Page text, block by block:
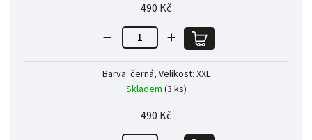
490 Kč
Barva: černá, Velikost: XXL
Skladem (3 ks)
490 Kč